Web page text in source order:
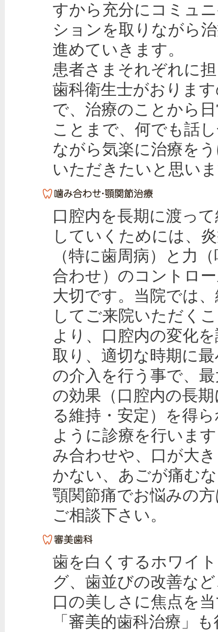
すから充分にコミュ
ションを取りながら
進めていきます。
患者さまそれぞれに
歯科衛生士がおりま
で、治療のことから
ことまで、何でも話
ながら気楽に治療を
いただきたいと思い
口腔内を長期に渡っ
していくためには、
（特に歯周病）と力
合わせ）のコントロ
大切です。当院では
してご来院いただく
より、口腔内の変化
取り、適切な時期に
の介入を行う事で、
の効果（口腔内の長
る維持・安定）を得
ように診療を行いま
み合わせや、口が大
かない、あごが痛む
顎関節痛でお悩みの
ご相談下さい。
歯を白くするホワイ
グ、歯並びの改善な
口の美しさに焦点を
「審美的歯科治療」